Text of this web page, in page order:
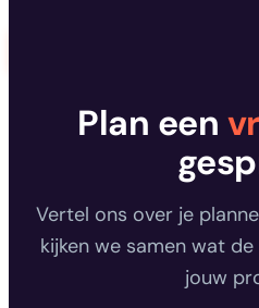
Plan een
Vertel ons over je
kijken we samen wat
jouw